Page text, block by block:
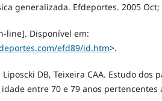
generalizada. Efdeportes. 2005 Oct;
line]. Disponível em:
efd89/id.htm>.
Liposcki DB, Teixeira CAA. Estudo dos
entre 70 e 79 anos pertencentes